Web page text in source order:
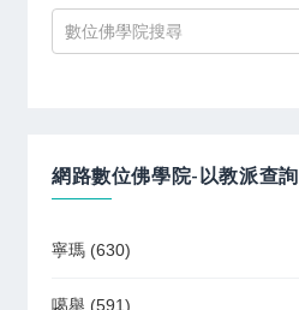
網路數位佛學院-以教派查詢
寧瑪 (630)
噶舉 (591)